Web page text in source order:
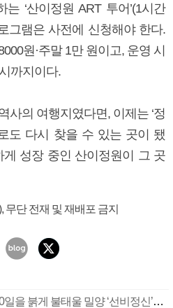
‘산이정원 ART 투어’(1시간
그램은 사전에 신청해야 한다.
원·주말 1만 원이고, 운영 시
까지이다.
사의 여행지였다면, 이제는 ‘정
도 다시 찾을 수 있는 곳이 됐
성장 중인 산이정원이 그 곳
무단 전재 및 재배포 금지
폭염보다 더 뜨거워라…100일을 붉게 불태울 밀양 ‘선비정신’ 피었네